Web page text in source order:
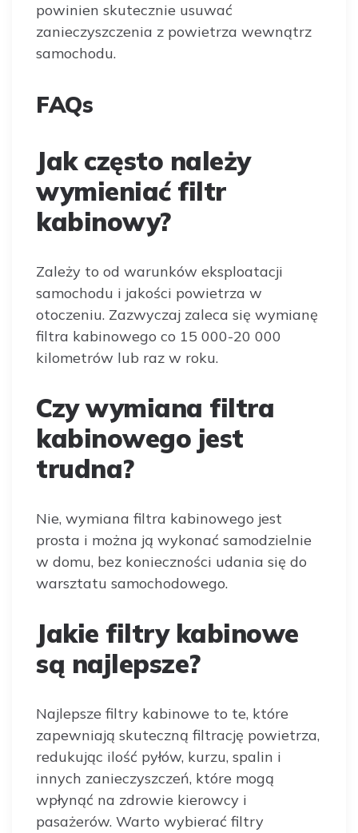
powinien skutecznie usuwać
zanieczyszczenia z powietrza wewnątrz
samochodu.
FAQs
Jak często należy
wymieniać filtr
kabinowy?
Zależy to od warunków eksploatacji
samochodu i jakości powietrza w
otoczeniu. Zazwyczaj zaleca się wymianę
filtra kabinowego co 15 000-20 000
kilometrów lub raz w roku.
Czy wymiana filtra
kabinowego jest
trudna?
Nie, wymiana filtra kabinowego jest
prosta i można ją wykonać samodzielnie
w domu, bez konieczności udania się do
warsztatu samochodowego.
Jakie filtry kabinowe
są najlepsze?
Najlepsze filtry kabinowe to te, które
zapewniają skuteczną filtrację powietrza,
redukując ilość pyłów, kurzu, spalin i
innych zanieczyszczeń, które mogą
wpłynąć na zdrowie kierowcy i
pasażerów. Warto wybierać filtry